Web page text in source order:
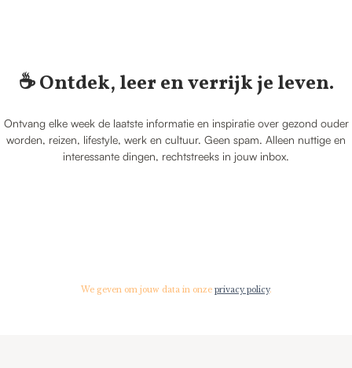
☕️ Ontdek, leer en verrijk je leven.
Ontvang elke week de laatste informatie en inspiratie over gezond ouder
worden, reizen, lifestyle, werk en cultuur. Geen spam. Alleen nuttige en
interessante dingen, rechtstreeks in jouw inbox.
We geven om jouw data in onze privacy policy.